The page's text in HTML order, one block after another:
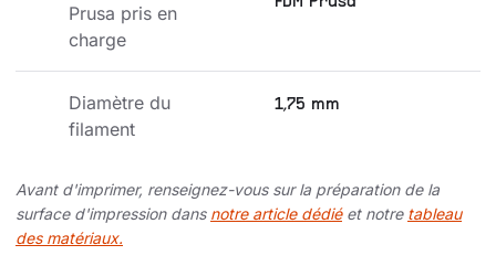
Prusa pris en
charge
Diamètre du
filament
1,75 mm
Avant d'imprimer, renseignez-vous sur la préparation de la
surface d'impression dans notre article dédiéet notre tableau
des matériaux.